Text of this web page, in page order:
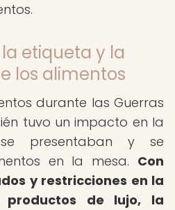
etiqueta y la
los alimentos
durante las Guerras
tuvo un impacto en la
presentaban y se
en la mesa. Con
y restricciones en la
productos de lujo, la